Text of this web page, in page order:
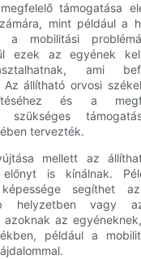
támogatása
mint például a
a mobilitási
ezek az egyének
ami
Az állítható orvosi
és a
szükséges
tervezték.
mellett az
is kínálnak.
képessége segíthet
helyzetben vagy
azoknak az
például a